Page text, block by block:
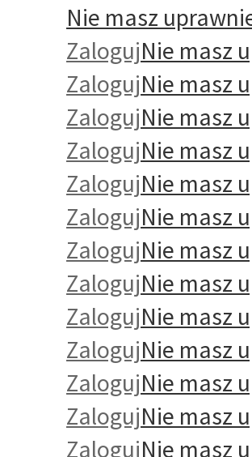
Nie masz
ZalogujNie masz
ZalogujNie masz
ZalogujNie masz
ZalogujNie masz
ZalogujNie masz
ZalogujNie masz
ZalogujNie masz
ZalogujNie masz
ZalogujNie masz
ZalogujNie masz
ZalogujNie masz
ZalogujNie masz
ZalogujNie masz